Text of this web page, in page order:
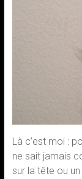
Là c’est moi :
ne sait jamais
sur la tête ou